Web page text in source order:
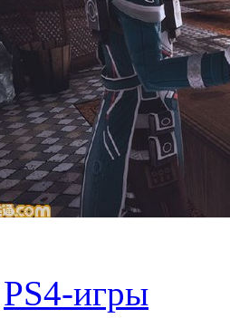
PS4-игры